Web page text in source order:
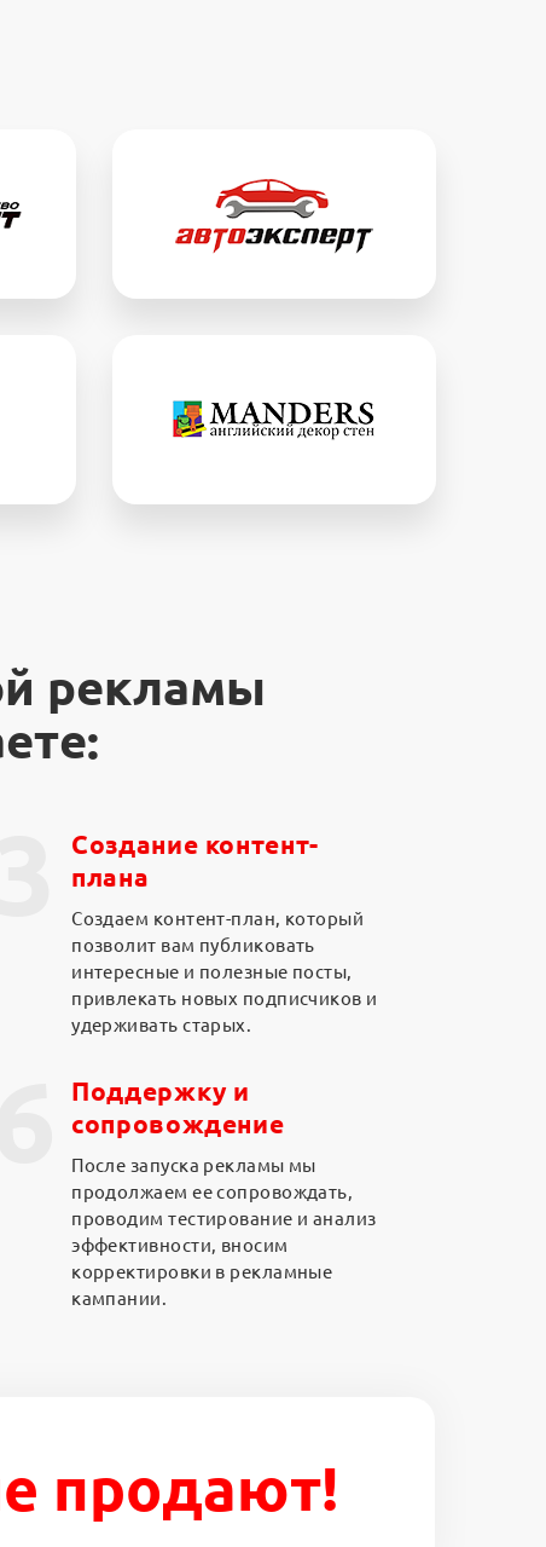
рекламы
Создание контент-
плана
Создаем контент-план, который
позволит вам публиковать
интересные и полезные посты,
привлекать новых подписчиков и
удерживать старых.
Поддержку и
сопровождение
После запуска рекламы мы
продолжаем ее сопровождать,
проводим тестирование и анализ
эффективности, вносим
корректировки в рекламные
кампании.
продают!